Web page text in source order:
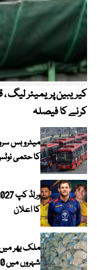
کرنے کا فیصلہ
کا حتمی
کا اعلان
ملک بھر
شہروں میں 20 کلو تھیلا 100 روپے تک مہنگا